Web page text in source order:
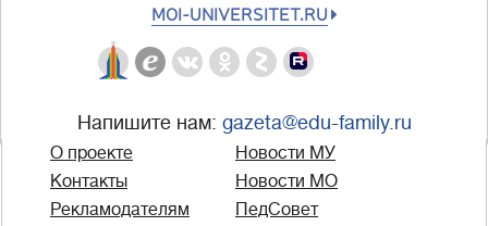
MOI-UNIVERSITET.RU
Напишите нам: gazeta@edu-family.ru
О проекте
Контакты
Рекламодателям
Новости МУ
Новости МО
ПедСовет